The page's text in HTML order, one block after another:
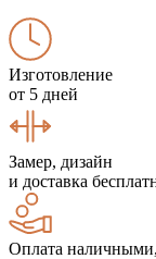
Изготовление
от 5 дней
Замер, дизайн
и доставка
Оплата